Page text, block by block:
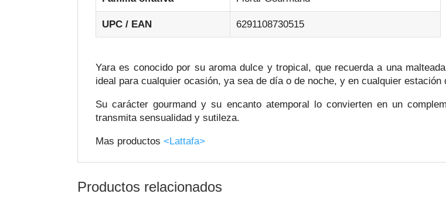
UPC / EAN 6291108730515
Yara es conocido por su aroma dulce y tropical, que recuerda a una
ideal para cualquier ocasión, ya sea de día o de noche, y en cualquier estación
Su carácter gourmand y su encanto atemporal lo convierten en un
transmita sensualidad y sutileza.
Mas productos <Lattafa>
Productos relacionados